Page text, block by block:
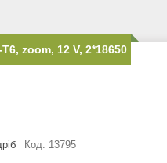
zoom, 12 V, 2*18650
Код: 13795